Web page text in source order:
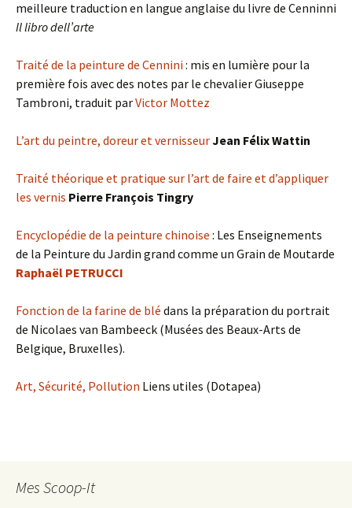
meilleure traduction en langue anglaise du livre de Cenninni
Il libro dell’arte
Traité de la peinture de Cennini: mis en lumière pour la
première fois avec des notes par le chevalier Giuseppe
Tambroni, traduit parVictor Mottez
L’art du peintre, doreur et vernisseurJean Félix Wattin
Traité théorique et pratique sur l’art de faire et d’appliquer
les vernis Pierre François Tingry
Encyclopédie de la peinture chinoise : Les Enseignements
de la Peinture du Jardin grand comme un Grain de Moutarde
Raphaël PETRUCCI
Fonction de la farine de blé dans la préparation du portrait
de Nicolaes van Bambeeck (Musées des Beaux-Arts de
Belgique, Bruxelles).
Art, Sécurité, Pollution Liens utiles (Dotapea)
Mes Scoop-It